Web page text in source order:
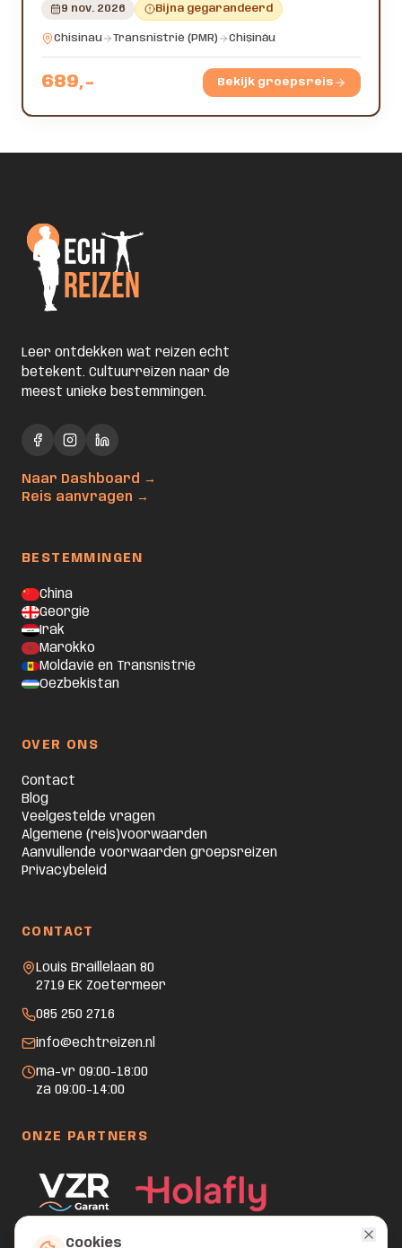
Cookies
9 nov. 2026 Bijna gegarandeerd
Chisinau Transnistrië (PMR) Chișinău
689,- Bekijk groepsreis
Leer ontdekken wat reizen écht
betekent. Cultuurreizen naar de
meest unieke bestemmingen.
Naar Dashboard →
Reis aanvragen →
BESTEMMINGEN
China
Georgië
Irak
Marokko
Moldavië en Transnistrië
Oezbekistan
OVER ONS
Contact
Blog
Veelgestelde vragen
Algemene (reis)voorwaarden
Aanvullende voorwaarden groepsreizen
Privacybeleid
CONTACT
Louis Braillelaan 80
2719 EK Zoetermeer
085 250 2716
info@echtreizen.nl
ma–vr 09:00–18:00
za 09:00–14:00
ONZE PARTNERS